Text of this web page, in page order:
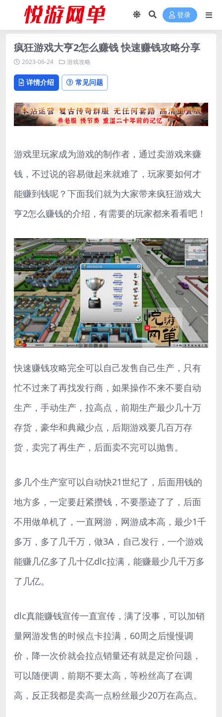
登录
疯狂游戏大亨2怎么赚钱 快速赚钱攻略分享
2023-06-24 游戏攻略
详情介绍 常见问题
游戏里玩家成为游戏的制作者，通过卖游戏来赚
钱，不过说的容易做起来就难了，玩家要如何才
能赚到钱呢？下面我们就为大家带来疯狂游戏大
亨2怎么赚钱的介绍，有需要的玩家都来看看吧！
快速赚钱攻略完全可以自己发售自己生产，只有
忙不过来了再找发行商，如果操作不来不要自动
生产，手动生产，拉高点，前期生产最少几十万
存货，豪华和典藏少点，后期游戏要几百万存
货，卖完了再生产，后面卖不完可以抛售。
多几个生产室可以自动快21世纪了，后面用钱的
地方多，一定要赶紧攒钱，不要墨迹了了，后面
不用做单机了，一直网游，网游成本高，最少1千
多万，多了几千万，做3A，自己发行，一个游戏
能赚几亿多了几十亿dlc拉满，能赚最少几千万多
了几亿。
dlc真能赚钱宣传一直宣传，满了没事，可以加销
量网游发售的时候点卡拉满，60周之后慢慢调
价，降一次价就会拉点销量还有就是定价问题，
可以随便调，前期不要太高，等粉丝高了在调
高，反正我都是卖高一点粉丝最少20万在高点。